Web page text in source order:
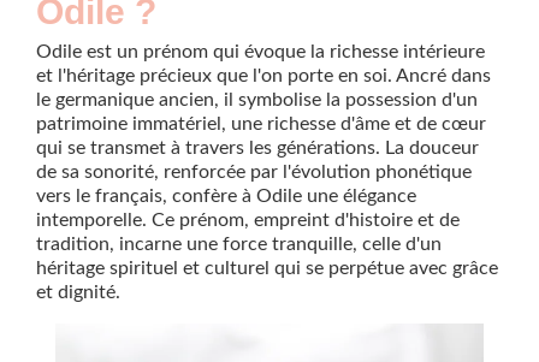
Odile ?
Odile est un prénom qui évoque la richesse intérieure
et l'héritage précieux que l'on porte en soi. Ancré dans
le germanique ancien, il symbolise la possession d'un
patrimoine immatériel, une richesse d'âme et de cœur
qui se transmet à travers les générations. La douceur
de sa sonorité, renforcée par l'évolution phonétique
vers le français, confère à Odile une élégance
intemporelle. Ce prénom, empreint d'histoire et de
tradition, incarne une force tranquille, celle d'un
héritage spirituel et culturel qui se perpétue avec grâce
et dignité.